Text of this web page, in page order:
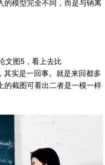
的模型完全不同，而是与钠离
文图5，看上去比
其实是一回事。就是来回都多
的截图可看出二者是一模一样